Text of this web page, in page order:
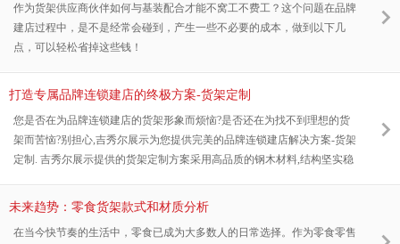
作为货架供应商伙伴如何与基装配合才能不窝工不费工？这个问题在品牌
建店过程中，是不是经常会碰到，产生一些不必要的成本，做到以下几
点，可以轻松省掉这些钱！
打造专属品牌连锁建店的终极方案-货架定制
您是否在为品牌连锁建店的货架形象而烦恼?是否还在为找不到理想的货
架而苦恼?别担心,吉秀尔展示为您提供完美的品牌连锁建店解决方案-货架
定制. 吉秀尔展示提供的货架定制方案采用高品质的钢木材料,结构坚实稳
美观大方,兼具现代感和时尚感,为您的店铺增添亮点.
未来趋势：零食货架款式和材质分析
在当今快节奏的生活中，零食已成为大多数人的日常选择。作为零食零售